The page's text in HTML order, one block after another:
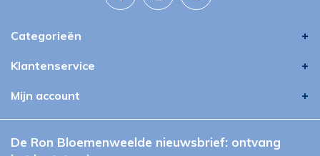
Categorieën
Klantenservice
Mijn account
De Ron Bloemenweelde nieuwsbrief: ontvang